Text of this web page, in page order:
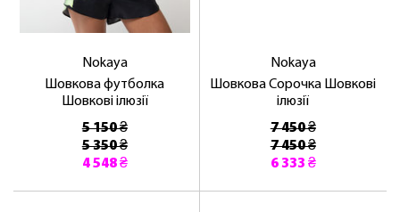
Nokaya
Шовкова футболка
Шовкові ілюзії
5 150 ₴
5 350 ₴
4 548 ₴
Nokaya
Шовкова Сорочка Шовкові
ілюзії
7 450 ₴
7 450 ₴
6 333 ₴